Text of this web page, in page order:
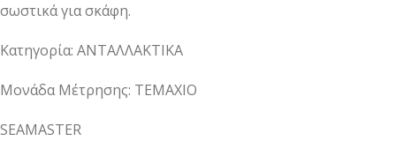
σωστικά για σκάφη.
Κατηγορία: ΑΝΤΑΛΛΑΚΤΙΚΑ
Μονάδα Μέτρησης: ΤΕΜΑΧΙΟ
SEAMASTER